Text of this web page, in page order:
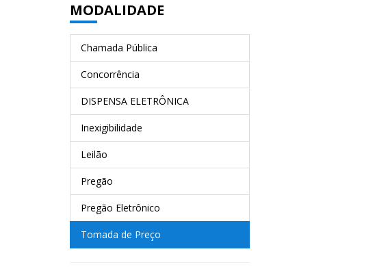
MODALIDADE
Chamada Pública
Concorrência
DISPENSA ELETRÔNICA
Inexigibilidade
Leilão
Pregão
Pregão Eletrônico
Tomada de Preço